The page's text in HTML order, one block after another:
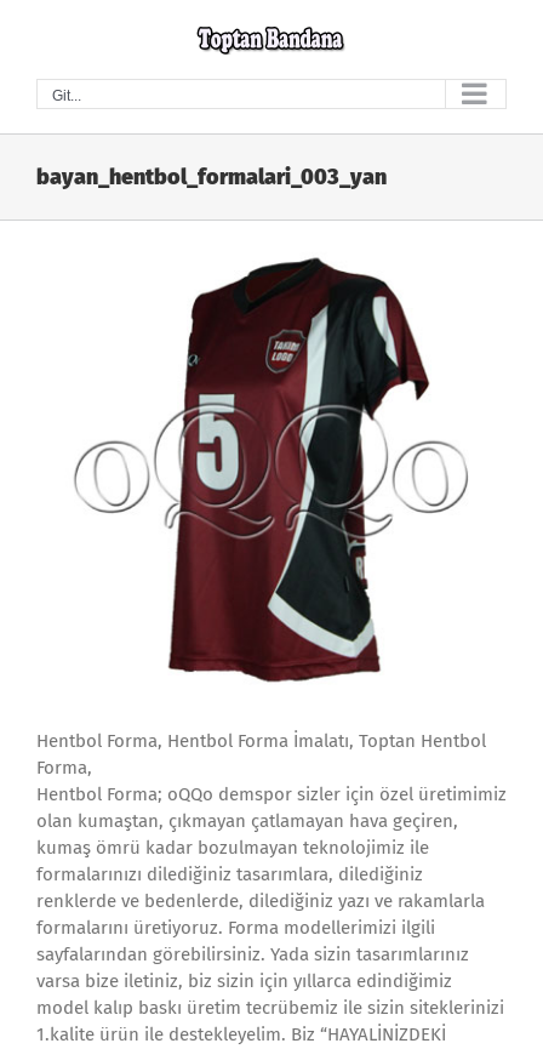
Git...
bayan_hentbol_formalari_003_yan
Hentbol Forma, Hentbol Forma İmalatı, Toptan Hentbol
Forma,
Hentbol Forma; oQQo demspor sizler için özel üretimimiz
olan kumaştan, çıkmayan çatlamayan hava geçiren,
kumaş ömrü kadar bozulmayan teknolojimiz ile
formalarınızı dilediğiniz tasarımlara, dilediğiniz
renklerde ve bedenlerde, dilediğiniz yazı ve rakamlarla
formalarını üretiyoruz. Forma modellerimizi ilgili
sayfalarından görebilirsiniz. Yada sizin tasarımlarınız
varsa bize iletiniz, biz sizin için yıllarca edindiğimiz
model kalıp baskı üretim tecrübemiz ile sizin siteklerinizi
1.kalite ürün ile destekleyelim. Biz “HAYALİNİZDEKİ